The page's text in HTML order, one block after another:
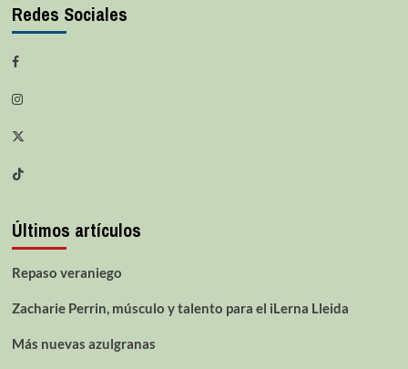
Redes Sociales
Últimos artículos
Repaso veraniego
Zacharie Perrin, músculo y talento para el iLerna Lleida
Más nuevas azulgranas